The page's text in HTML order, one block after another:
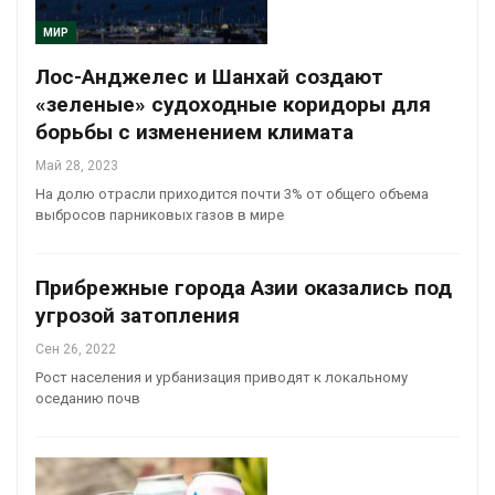
МИР
Лос-Анджелес и Шанхай создают
«зеленые» судоходные коридоры для
борьбы с изменением климата
Май 28, 2023
На долю отрасли приходится почти 3% от общего объема
выбросов парниковых газов в мире
Прибрежные города Азии оказались под
угрозой затопления
Сен 26, 2022
Рост населения и урбанизация приводят к локальному
оседанию почв